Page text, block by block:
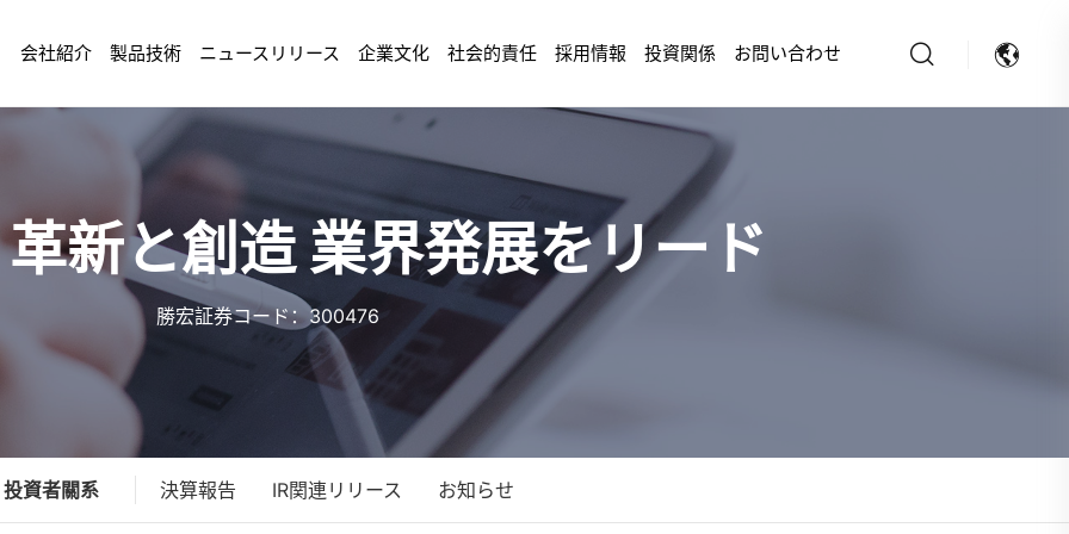
会社紹介 製品技術 ニュースリリース 企業文化 社会的責任 採用情報 投資関係 お問い合わせ
新と創造 業界発展をリード
勝宏証券コード：300476
投資者關系 決算報告 IR関連リリース お知らせ